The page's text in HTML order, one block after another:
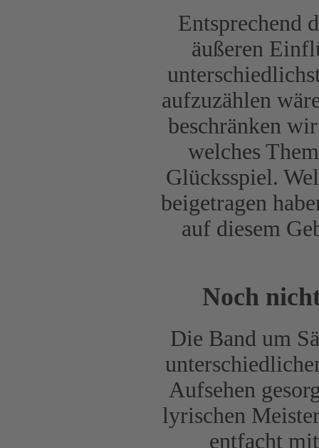
Entsprechend
äußeren
aufzuzählen
beschränken
welches
Glücksspiel.
beigetragen
auf diesem
Noch
Die Band um
Aufsehen
lyrischen
entfacht